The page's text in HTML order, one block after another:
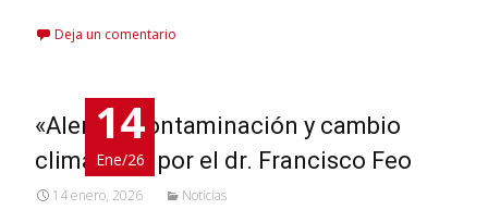
Deja un comentario
14
Ene/26
«Alergia, contaminación y cambio
climático», por el dr. Francisco Feo
14 enero, 2026 Noticias